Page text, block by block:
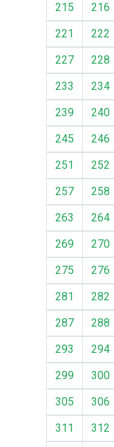
215
216
221
222
227
228
233
234
239
240
245
246
251
252
257
258
263
264
269
270
275
276
281
282
287
288
293
294
299
300
305
306
311
312